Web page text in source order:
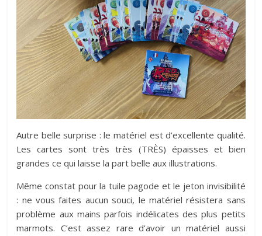
Autre belle surprise : le matériel est d’excellente qualité.
Les cartes sont très très (TRÈS) épaisses et bien
grandes ce qui laisse la part belle aux illustrations.
Même constat pour la tuile pagode et le jeton invisibilité
: ne vous faites aucun souci, le matériel résistera sans
problème aux mains parfois indélicates des plus petits
marmots. C’est assez rare d’avoir un matériel aussi